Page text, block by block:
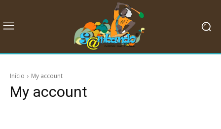
Início My account
My account